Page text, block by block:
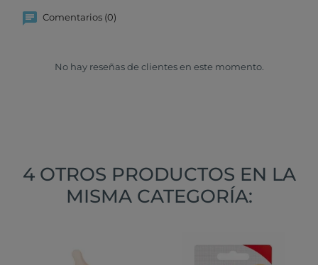
Comentarios (0)
No hay reseñas de clientes en este momento.
4 OTROS PRODUCTOS EN LA
MISMA CATEGORÍA: